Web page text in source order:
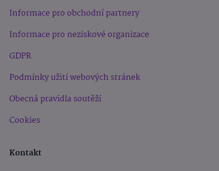
Informace pro obchodní partnery
Informace pro neziskové organizace
GDPR
Podmínky užití webových stránek
Obecná pravidla soutěží
Cookies
Kontakt